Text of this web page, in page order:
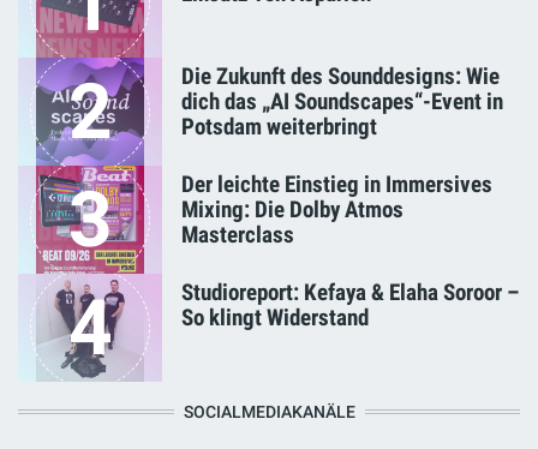
2
Die Zukunft des Sounddesigns: Wie
dich das „AI Soundscapes“-Event in
Potsdam weiterbringt
3
Der leichte Einstieg in Immersives
Mixing: Die Dolby Atmos
Masterclass
4
Studioreport: Kefaya & Elaha Soroor –
So klingt Widerstand
SOCIALMEDIAKANÄLE